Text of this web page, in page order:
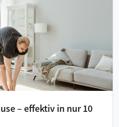
– effektiv in nur 10